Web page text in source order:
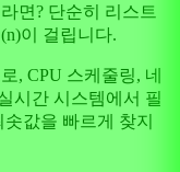
면? 단순히 리스트
이 걸립니다.
, CPU 스케줄링, 네
시간 시스템에서 필
값을 빠르게 찾지